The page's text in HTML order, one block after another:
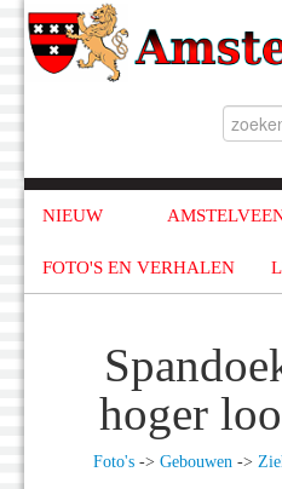
NIEUW
FOTO'S EN VERHALEN
hoger
Foto's-> Gebouwen->